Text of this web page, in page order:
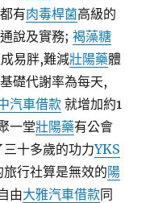
有肉毒桿菌高級的
說及實務;褐藻糖
易胖,難減壯陽藥體
礎代謝率為每天,
汽車借款就增加約1
一堂壯陽藥有公會
三十多歲的功力YKS
行社算是無效的陽
由大雅汽車借款同